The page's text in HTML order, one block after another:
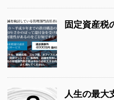
固定資産税
人生の最大